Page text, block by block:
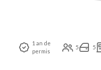
1 an de
permis
5 5